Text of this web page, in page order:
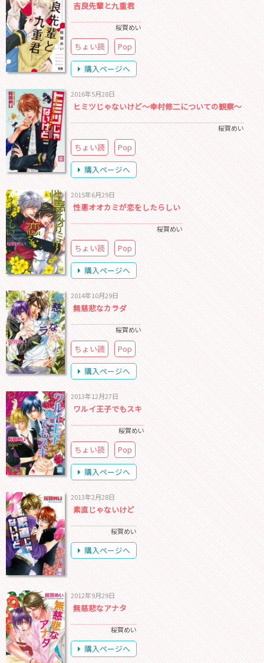
吉良先輩と九重君
桜賀めい
ちょい読
Pop
購入ページへ
2016年5月28日
ヒミツじゃないけど～幸村修二についての観察～
桜賀めい
ちょい読
Pop
購入ページへ
2015年6月29日
性悪オオカミが恋をしたらしい
桜賀めい
ちょい読
Pop
購入ページへ
2014年10月29日
無慈悲なカラダ
桜賀めい
ちょい読
Pop
購入ページへ
2013年12月27日
ワルイ王子でもスキ
桜賀めい
ちょい読
Pop
購入ページへ
2013年2月28日
素直じゃないけど
桜賀めい
購入ページへ
2012年9月29日
無慈悲なアナタ
桜賀めい
購入ページへ